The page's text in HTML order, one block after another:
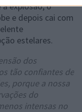
explosão, o
e depois cai com
estelares.
dos
tão confiantes de
porque a nossa
do
intensas no